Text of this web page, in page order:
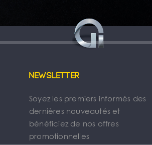
Newsletter
Soyez les premiers informés des
dernières nouveautés et
bénéficiez de nos offres
promotionnelles